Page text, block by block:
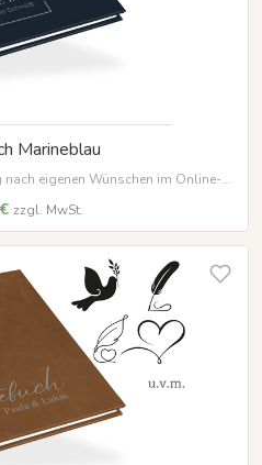
Marineblau
nach eigenen Wünschen im Online-
zzgl. MwSt.